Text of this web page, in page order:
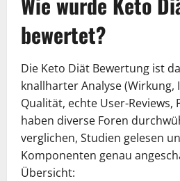
bewertet?
Die Keto Diät Bewertung ist
knallharter Analyse (Wirkung,
Qualität, echte User-Reviews,
haben diverse Foren
verglichen, Studien gelesen
Komponenten genau
Übersicht: